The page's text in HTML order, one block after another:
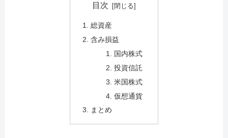
目次
総資産
含み損益
国内株式
投資信託
米国株式
仮想通貨
まとめ